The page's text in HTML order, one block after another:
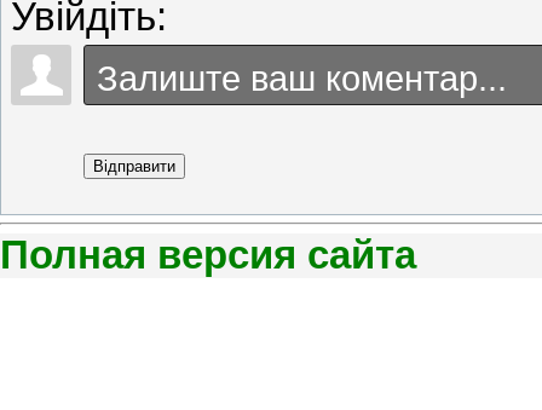
Увійдіть:
Відправити
Полная версия сайта